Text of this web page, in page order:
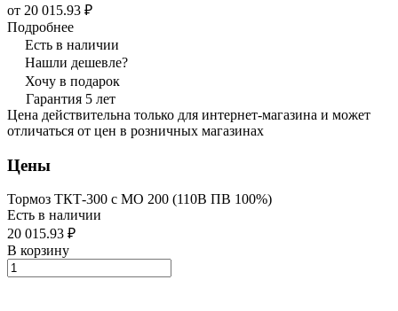
от 20 015.93 ₽
Подробнее
Есть в наличии
Нашли дешевле?
Хочу в подарок
Гарантия 5 лет
Цена действительна только для интернет-магазина и может
отличаться от цен в розничных магазинах
Цены
Тормоз ТКТ-300 с МО 200 (110В ПВ 100%)
Есть в наличии
20 015.93 ₽
В корзину